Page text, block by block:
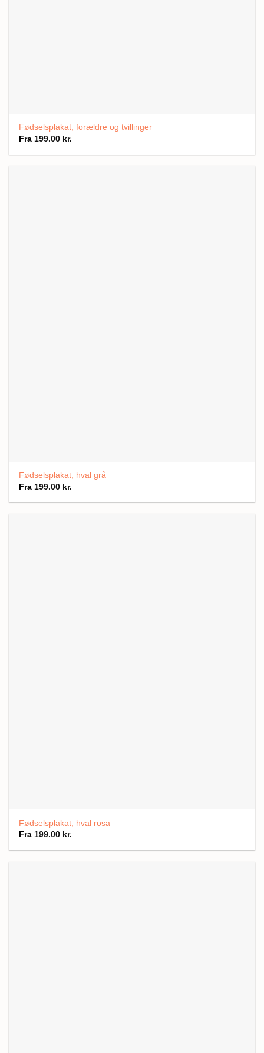
Fødselsplakat, forældre og tvillinger
Fra 199.00 kr.
Fødselsplakat, hval grå
Fra 199.00 kr.
Fødselsplakat, hval rosa
Fra 199.00 kr.